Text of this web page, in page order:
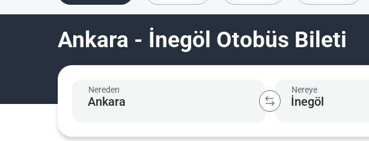
Ankara - İnegöl Otobüs Bileti
Nereden Nereye